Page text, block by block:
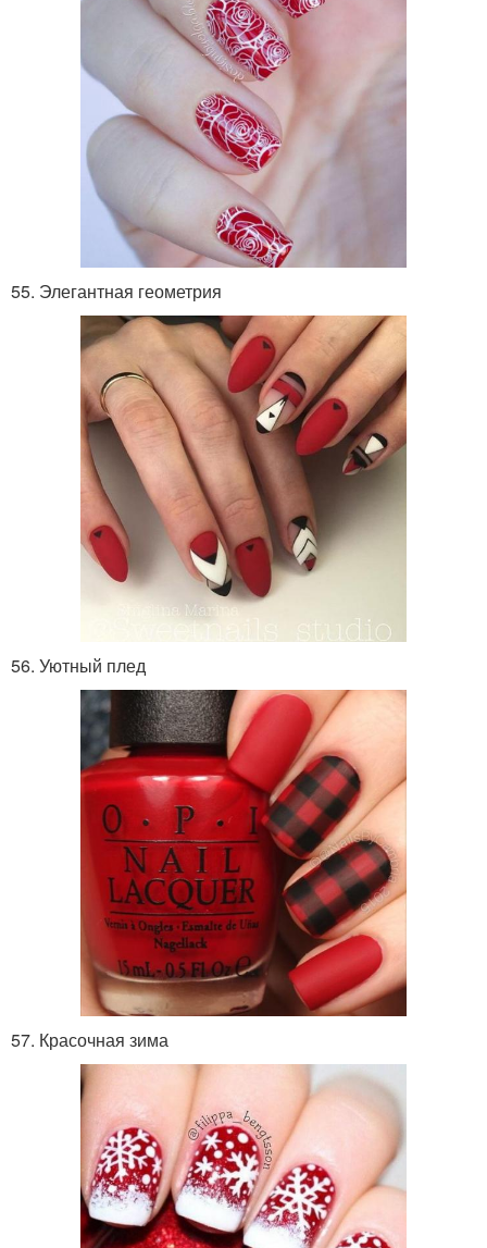
55. Элегантная геометрия
56. Уютный плед
57. Красочная зима